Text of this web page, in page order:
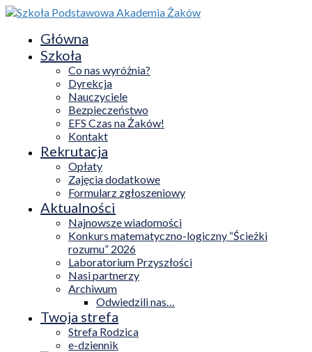
Główna
Szkoła
Co nas wyróżnia?
Dyrekcja
Nauczyciele
Bezpieczeństwo
EFS Czas na Żaków!
Kontakt
Rekrutacja
Opłaty
Zajęcia dodatkowe
Formularz zgłoszeniowy
Aktualności
Najnowsze wiadomości
Konkurs matematyczno-logiczny “Ścieżki
rozumu” 2026
Laboratorium Przyszłości
Nasi partnerzy
Archiwum
Odwiedzili nas…
Twoja strefa
Strefa Rodzica
e-dziennik